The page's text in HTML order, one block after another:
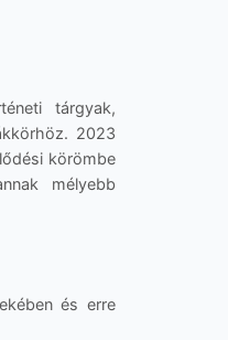
tárgyak,
2023
körömbe
mélyebb
és erre